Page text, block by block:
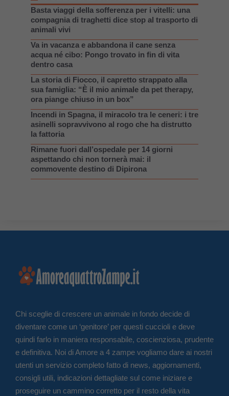
Basta viaggi della sofferenza per i vitelli: una
compagnia di traghetti dice stop al trasporto di
animali vivi
Va in vacanza e abbandona il cane senza
acqua né cibo: Pongo trovato in fin di vita
dentro casa
La storia di Fiocco, il capretto strappato alla
sua famiglia: “È il mio animale da pet therapy,
ora piange chiuso in un box”
Incendi in Spagna, il miracolo tra le ceneri: i tre
asinelli sopravvivono al rogo che ha distrutto
la fattoria
Rimane fuori dall’ospedale per 14 giorni
aspettando chi non tornerà mai: il
commovente destino di Dipirona
Chi sceglie di crescere un animale in fondo decide di
diventare come un ‘genitore’ per questi cuccioli e deve
quindi farlo in maniera responsabile, coscienziosa, prudente
e definitiva. Noi di Amore a 4 zampe vogliamo dare ai nostri
utenti un servizio completo fatto di news, aggiornamenti,
consigli utili, indicazioni dettagliate sul come iniziare e
proseguire un cammino corretto per il resto della vita